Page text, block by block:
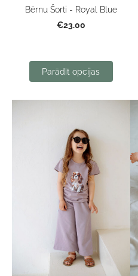
Bērnu Šorti - Royal Blue
€23.00
Parādīt opcijas